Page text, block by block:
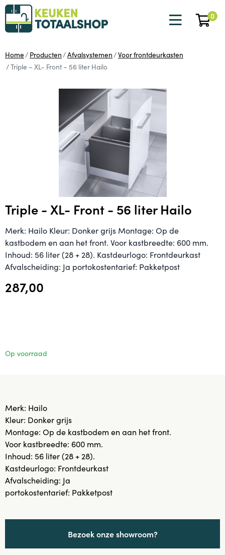
0
Home Producten Afvalsystemen
Voor frontdeurkasten
Triple – XL- Front – 56 liter Hailo
Triple - XL- Front - 56 liter Hailo
Merk: Hailo Kleur: Donker grijs Montage: Op de
kastbodem en aan het front. Voor kastbreedte: 600 mm.
Inhoud: 56 liter (28 + 28). Kastdeurlogo: Frontdeurkast
Afvalscheiding: Ja portokostentarief: Pakketpost
287,00
Op voorraad
Merk: Hailo
Kleur: Donker grijs
Montage: Op de kastbodem en aan het front.
Voor kastbreedte: 600 mm.
Inhoud: 56 liter (28 + 28).
Kastdeurlogo: Frontdeurkast
Afvalscheiding: Ja
portokostentarief: Pakketpost
Bezoek onze showroom?